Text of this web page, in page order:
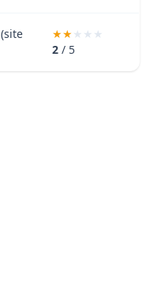
(site
2 / 5